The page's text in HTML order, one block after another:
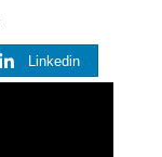
Linkedin